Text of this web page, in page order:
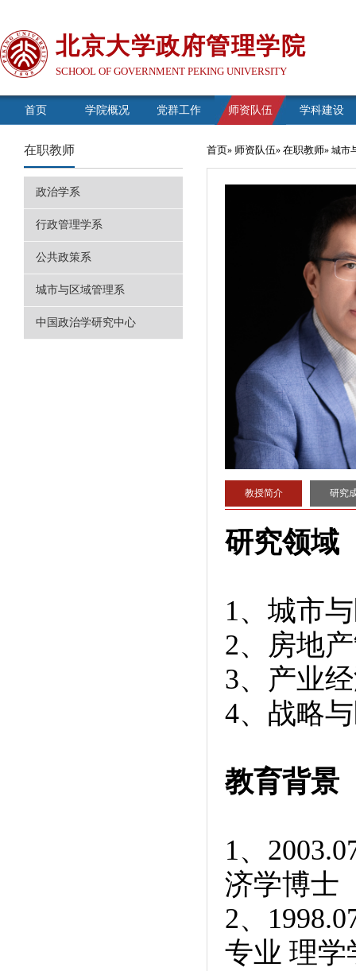
北京大学政府管理学院
SCHOOL OF GOVERNMENT PEKING UNIVERSITY
首页 学院概况 党群工作 师资队伍 学科建设
在职教师
政治学系
行政管理学系
公共政策系
城市与区域管理系
中国政治学研究中心
首页» 师资队伍» 在职教师» 城市
教授简介 研究
研究领域
1、城市
2、房地
3、产业
4、战略
教育背景
1、
济学博士
2、
专业 理学